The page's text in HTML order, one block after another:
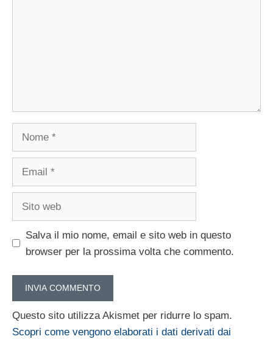
Nome
Email
Sito
Salva il mio nome, email e sito web in questo
browser per la prossima volta che commento.
Questo sito utilizza Akismet per ridurre lo spam.
Scopri come vengono elaborati i dati derivati dai